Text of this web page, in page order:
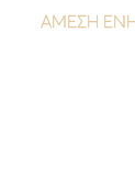
ΑΜΕΣΗ